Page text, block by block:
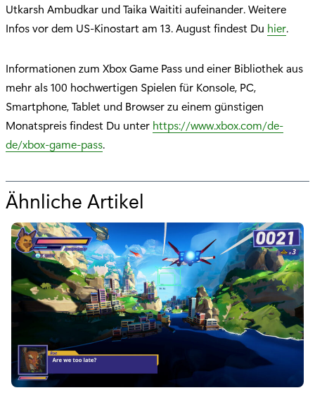
Utkarsh Ambudkar und Taika Waititi aufeinander. Weitere
Infos vor dem US-Kinostart am 13. August findest Du hier.
Informationen zum Xbox Game Pass und einer Bibliothek aus
mehr als 100 hochwertigen Spielen für Konsole, PC,
Smartphone, Tablet und Browser zu einem günstigen
Monatspreis findest Du unter https://www.xbox.com/de-
de/xbox-game-pass.
Ähnliche Artikel
ü
r
"
X
b
o
x